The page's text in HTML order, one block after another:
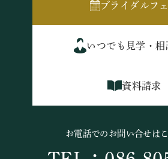
ブライダルフ
いつでも見学・相
資料請求
お電話でのお問い合せは